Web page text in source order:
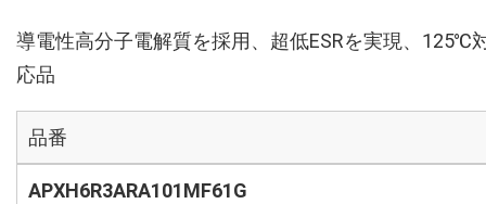
導電性高分子電解質を採用、超低ESRを実現、125℃
応品
品番
APXH6R3ARA101MF61G